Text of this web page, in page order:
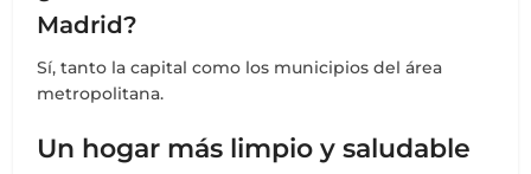
Madrid?
Sí, tanto la capital como los municipios del área
metropolitana.
Un hogar más limpio y saludable